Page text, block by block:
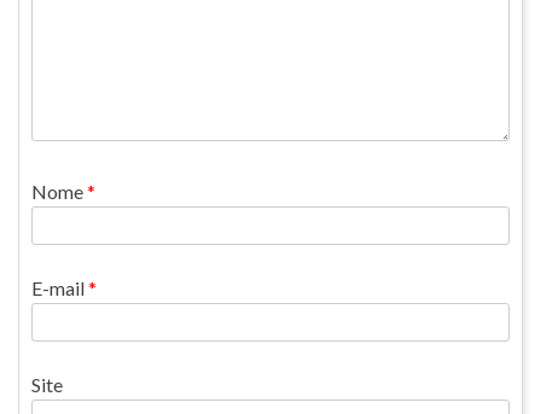
Nome*
E-mail*
Site